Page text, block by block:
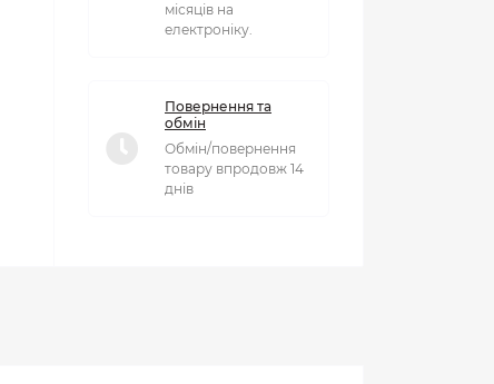
місяців на
електроніку.
Повернення та
обмін
Обмін/повернення
товару впродовж 14
днів